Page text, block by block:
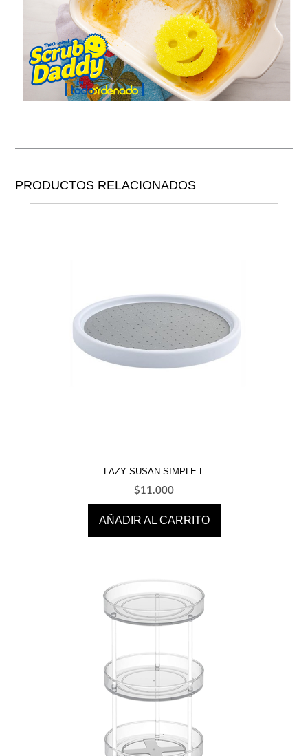
PRODUCTOS RELACIONADOS
LAZY SUSAN SIMPLE L
$11.000
AÑADIR AL CARRITO